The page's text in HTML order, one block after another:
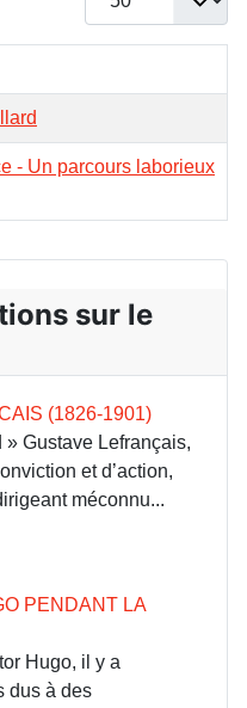
- Un parcours laborieux
sur le
(1826-1901)
» Gustave Lefrançais,
et d’action,
méconnu...
PENDANT LA
Hugo, il y a
dus à des